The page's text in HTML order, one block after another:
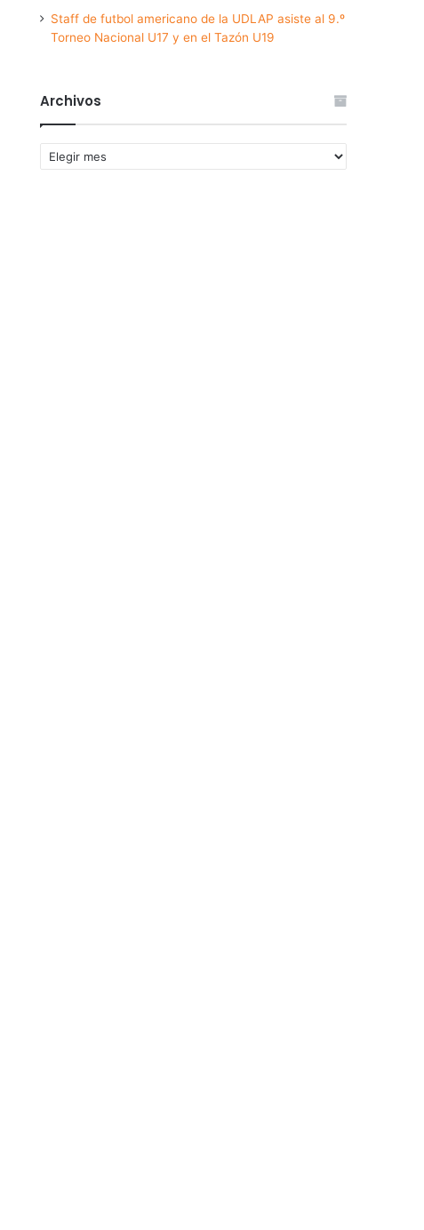
Staff de futbol americano de la UDLAP asiste al 9.º
Torneo Nacional U17 y en el Tazón U19
Archivos
Archivos